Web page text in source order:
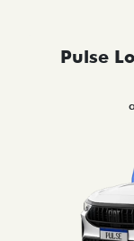
Pulse